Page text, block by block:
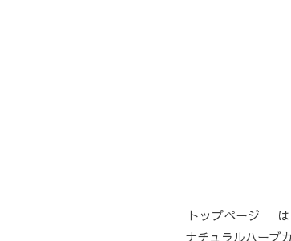
トップページ
ナチュラルハーブ